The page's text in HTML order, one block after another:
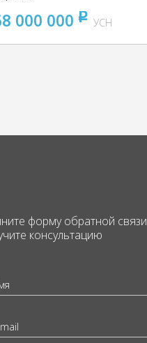
000 000 pуб
УСН
формуобратной связи
консультацию